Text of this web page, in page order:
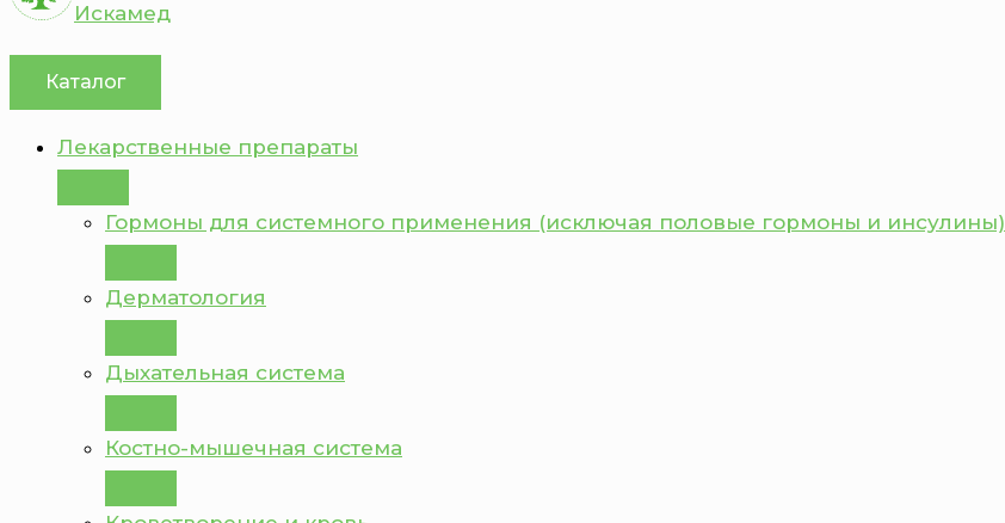
Искамед
Каталог
Лекарственные препараты
Гормоны для системного применения (исключая половые гормоны и инсулины)
Дерматология
Дыхательная система
Костно-мышечная система